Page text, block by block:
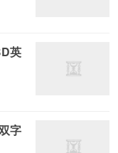
英
字